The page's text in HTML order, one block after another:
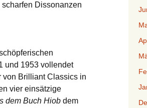
Dissonanzen
und 1953 vollendet
von Brilliant Classics in
vier einsätzige
dem Buch Hiob dem